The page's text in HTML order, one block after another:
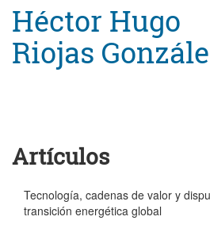
Héctor Hugo
Riojas
Artículos
Tecnología, cadenas de valor y
transición energética global